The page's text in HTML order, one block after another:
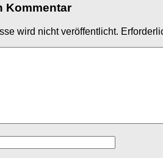
Kommentar
wird nicht veröffentlicht.